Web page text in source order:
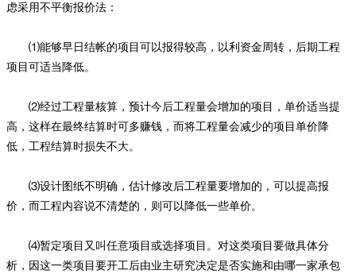
虑采用不平衡报价法：
⑴能够早日结帐的项目可以报得较高，以利资金周转，后期工程
项目可适当降低。
⑵经过工程量核算，预计今后工程量会增加的项目，单价适当提
高，这样在最终结算时可多赚钱，而将工程量会减少的项目单价降
低，工程结算时损失不大。
⑶设计图纸不明确，估计修改后工程量要增加的，可以提高报
价，而工程内容说不清楚的，则可以降低一些单价。
⑷暂定项目又叫任意项目或选择项目。对这类项目要做具体分
析，因这一类项目要开工后由业主研究决定是否实施和由哪一家承包